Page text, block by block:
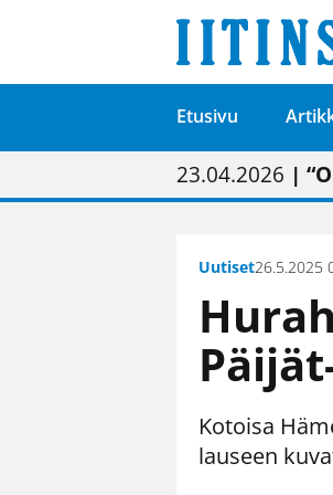
Etusivu
01.02.2026 |
05.02.2026 |
23.04.2026 |
09.05.2026|
Uutiset26.5.2025
Kotoisa
lauseen